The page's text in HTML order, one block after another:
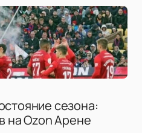
сезона:
на Ozon Арене